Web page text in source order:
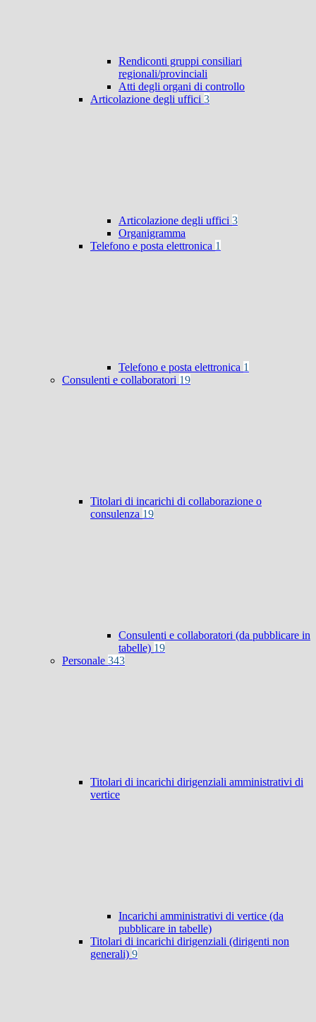
Rendiconti gruppi consiliari
regionali/provinciali
Atti degli organi di controllo
Articolazione degli uffici 3
Articolazione degli uffici 3
Organigramma
Telefono e posta elettronica 1
Telefono e posta elettronica 1
Consulenti e collaboratori 19
Titolari di incarichi di collaborazione o
consulenza 19
Consulenti e collaboratori (da pubblicare in
tabelle) 19
Personale 343
Titolari di incarichi dirigenziali amministrativi di
vertice
Incarichi amministrativi di vertice (da
pubblicare in tabelle)
Titolari di incarichi dirigenziali (dirigenti non
generali) 9